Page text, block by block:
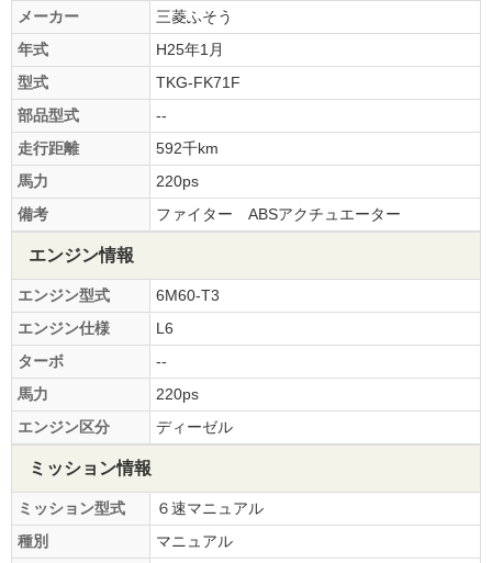
メーカー
三菱ふそう
年式
H25年1月
型式
TKG-FK71F
部品型式
--
走行距離
592千km
馬力
220ps
備考
ファイター ABSアクチュエーター
エンジン情報
エンジン型式
6M60-T3
エンジン仕様
L6
ターボ
--
馬力
220ps
エンジン区分
ディーゼル
ミッション情報
ミッション型式
６速マニュアル
種別
マニュアル